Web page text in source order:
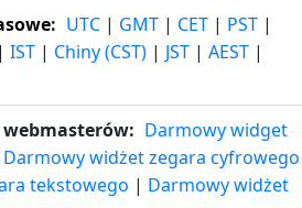
: UTC | GMT | CET | PST |
| IST | Chiny (CST) | JST | AEST |
Darmowy widget
Darmowy widżet zegara cyfrowego
tekstowego | Darmowy widżet